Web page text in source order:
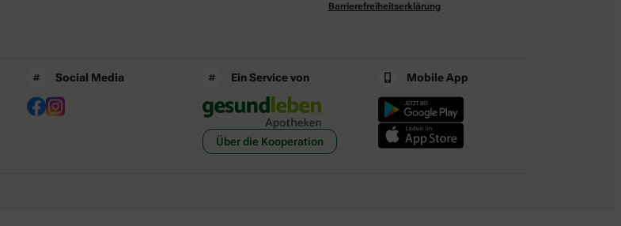
Barrierefreiheitserklärung
Social Media Ein Service von
Über die Kooperation
Mobile App